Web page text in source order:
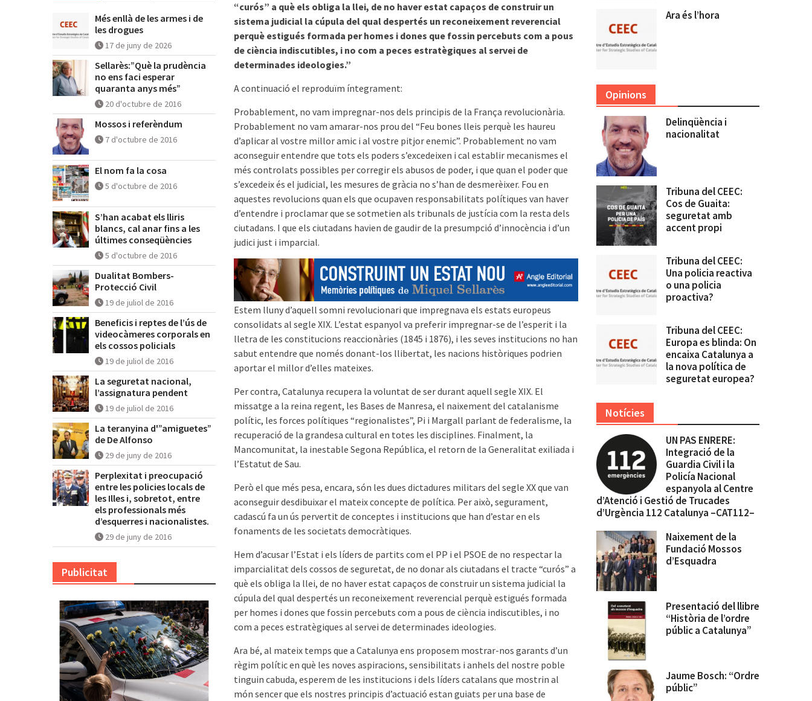
“curós” a què els obliga la llei, de no haver estat capaços de construir un
sistema judicial la cúpula del qual despertés un reconeixement reverencial
perquè estigués formada per homes i dones que fossin percebuts com a pous
de ciència indiscutibles, i no com a peces estratègiques al servei de
determinades ideologies.”
A continuació el reproduïm íntegrament:
Probablement, no vam impregnar-nos dels principis de la França revolucionària.
Probablement no vam amarar-nos prou del “Feu bones lleis perquè les haureu
d’aplicar al vostre millor amic i al vostre pitjor enemic”. Probablement no vam
aconseguir entendre que tots els poders s’excedeixen i cal establir mecanismes el
més controlats possibles per corregir els abusos de poder, i que quan el poder que
s’excedeix és el judicial, les mesures de gràcia no s’han de desmerèixer. Fou en
aquestes revolucions quan els que ocupaven responsabilitats polítiques van haver
d’entendre i proclamar que se sotmetien als tribunals de justícia com la resta dels
ciutadans. I que els ciutadans havien de gaudir de la presumpció d’innocència i d’un
judici just i imparcial.
Estem lluny d’aquell somni revolucionari que impregnava els estats europeus
consolidats al segle XIX. L’estat espanyol va preferir impregnar-se de l’esperit i la
lletra de les constitucions reaccionàries (1845 i 1876), i les seves institucions no han
sabut entendre que només donant-los llibertat, les nacions històriques podrien
aportar el millor d’elles mateixes.
Per contra, Catalunya recupera la voluntat de ser durant aquell segle XIX. El
missatge a la reina regent, les Bases de Manresa, el naixement del catalanisme
polític, les forces polítiques “regionalistes”, Pi i Margall parlant de federalisme, la
recuperació de la grandesa cultural en totes les disciplines. Finalment, la
Mancomunitat, la inestable Segona República, el retorn de la Generalitat exiliada i
l’Estatut de Sau.
Però el que més pesa, encara, són les dues dictadures militars del segle XX que van
aconseguir desdibuixar el mateix concepte de política. Per això, segurament,
cadascú fa un ús pervertit de conceptes i institucions que han d’estar en els
fonaments de les societats democràtiques.
Hem d’acusar l’Estat i els líders de partits com el PP i el PSOE de no respectar la
imparcialitat dels cossos de seguretat, de no donar als ciutadans el tracte “curós” a
què els obliga la llei, de no haver estat capaços de construir un sistema judicial la
cúpula del qual despertés un reconeixement reverencial perquè estigués formada
per homes i dones que fossin percebuts com a pous de ciència indiscutibles, i no
com a peces estratègiques al servei de determinades ideologies.
Ara bé, al mateix temps que a Catalunya ens proposem mostrar-nos garants d’un
règim polític en què les noves aspiracions, sensibilitats i anhels del nostre poble
tinguin cabuda, esperem de les institucions i dels líders catalans que mostrin al
món sencer que els nostres principis d’actuació estan guiats per una base de
Ara és l’hora
Opinions
Delinqüència i
nacionalitat
Tribuna del CEEC:
Cos de Guaita:
seguretat amb
accent propi
Tribuna del CEEC:
Una policia reactiva
o una policia
proactiva?
Tribuna del CEEC:
Europa es blinda: On
encaixa Catalunya a
la nova política de
seguretat europea?
Notícies
UN PAS ENRERE:
Integració de la
Guardia Civil i la
Policía Nacional
espanyola al Centre
d’Atenció i Gestió de Trucades
d’Urgència 112 Catalunya –CAT112–
Naixement de la
Fundació Mossos
d’Esquadra
Presentació del llibre
“Història de l’ordre
públic a Catalunya”
Jaume Bosch: “Ordre
públic”
Més enllà de les armes i de
les drogues
17 de juny de 2026
Sellarès:”Què la prudència
no ens faci esperar
quaranta anys més”
20 d'octubre de 2016
Mossos i referèndum
7 d'octubre de 2016
El nom fa la cosa
5 d'octubre de 2016
S’han acabat els lliris
blancs, cal anar fins a les
últimes conseqüències
5 d'octubre de 2016
Dualitat Bombers-
Protecció Civil
19 de juliol de 2016
Beneficis i reptes de l’ús de
videocàmeres corporals en
els cossos policials
19 de juliol de 2016
La seguretat nacional,
l’assignatura pendent
19 de juliol de 2016
La teranyina d'”amiguetes”
de De Alfonso
29 de juny de 2016
Perplexitat i preocupació
entre les policies locals de
les Illes i, sobretot, entre
els professionals més
d’esquerres i nacionalistes.
29 de juny de 2016
Publicitat